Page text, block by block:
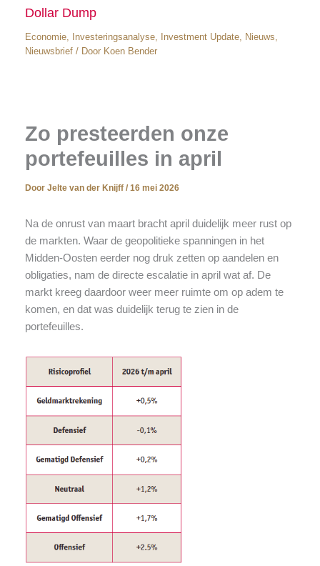
Dollar Dump
Economie, Investeringsanalyse, Investment Update, Nieuws,
Nieuwsbrief/ Door Koen Bender
Zo presteerden onze
portefeuilles in april
Door Jelte van der Knijff / 16 mei 2026
Na de onrust van maart bracht april duidelijk meer rust op
de markten. Waar de geopolitieke spanningen in het
Midden-Oosten eerder nog druk zetten op aandelen en
obligaties, nam de directe escalatie in april wat af. De
markt kreeg daardoor weer meer ruimte om op adem te
komen, en dat was duidelijk terug te zien in de
portefeuilles.